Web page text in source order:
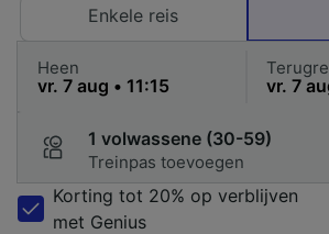
Enkele reis
Heen
1 volwassene (30-59)
Treinpas toevoegen
Korting tot 20% op verblijven
met Genius